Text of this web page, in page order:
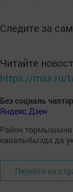
Следите за
Читайте
https://max.ru/
Без социаль
Яндекс.Дзен
Район
каналыбызда да
Перейти на